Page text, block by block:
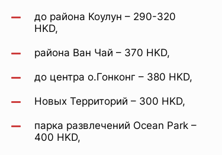
до района Коулун – 290-320
HKD,
района Ван Чай – 370 HKD,
до центра о.Гонконг – 380 HKD,
Новых Территорий – 300 HKD,
парка развлечений Ocean Park –
400 HKD,